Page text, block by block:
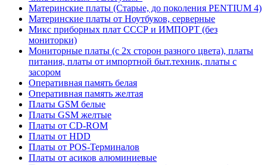
Материнские платы (Старые, до поколения PENTIUM 4)
Материнские платы от Ноутбуков, серверные
Микс приборных плат СССР и ИМПОРТ (без
мониторки)
Мониторные платы (с 2х сторон разного цвета), платы
питания, платы от импортной быт.техник, платы с
засором
Оперативная память белая
Оперативная память желтая
Платы GSM белые
Платы GSM желтые
Платы от CD-ROM
Платы от HDD
Платы от POS-Терминалов
Платы от асиков алюминиевые